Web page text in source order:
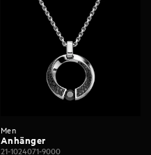
Men
Anhänger
21-1024071-9000